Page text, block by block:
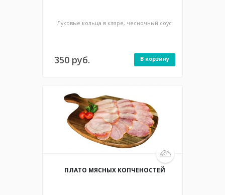
Луковые кольца в кляре, чесночный соус
350 руб. В корзину
ПЛАТО МЯСНЫХ КОПЧЕНОСТЕЙ